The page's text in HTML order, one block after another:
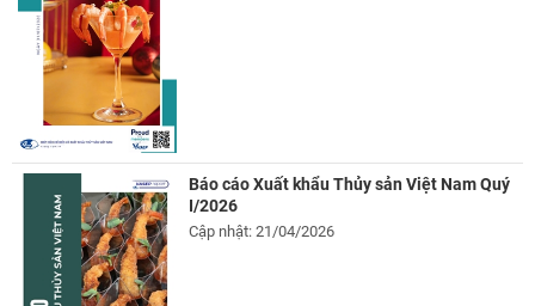
Báo cáo Xuất khẩu Thủy sản Việt Nam Quý
I/2026
Cập nhật: 21/04/2026